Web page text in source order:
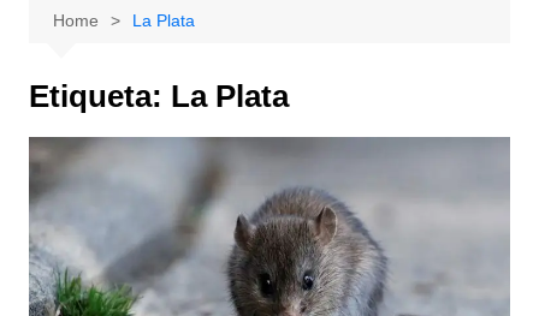
Home La Plata
Etiqueta: La Plata